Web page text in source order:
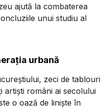
ajută la combaterea
unui studiu al
urbană
zeci de tablouri
artiști români ai secolului
o oază de liniște în